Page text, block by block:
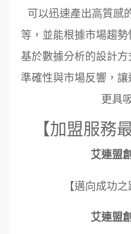
可以迅速產出高質感
等，並能根據市場趨
基於數據分析的設計
準確性與市場反響，
更具
【加盟服務
艾連盟
【邁向成功
艾連盟